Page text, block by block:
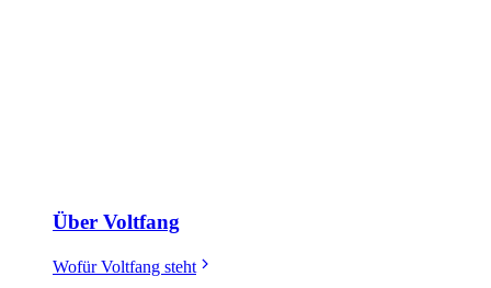
Über Voltfang
Wofür Voltfang steht